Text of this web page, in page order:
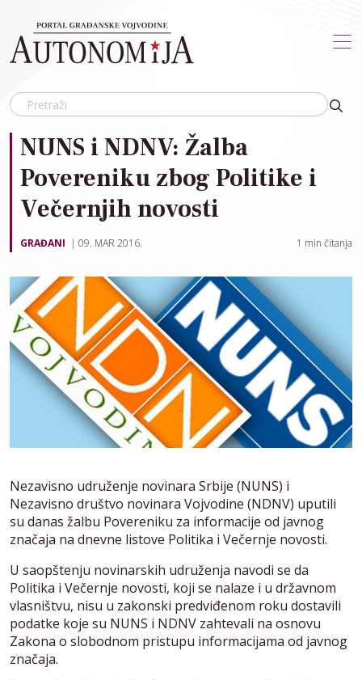
NUNS i NDNV: Žalba
Povereniku zbog Politike i
Večernjih novosti
GRAĐANI 09. MAR 2016. 1 min čitanja
Nezavisno udruženje novinara Srbije (NUNS) i
Nezavisno društvo novinara Vojvodine (NDNV) uputili
su danas žalbu Povereniku za informacije od javnog
značaja na dnevne listove Politika i Večernje novosti.
U saopštenju novinarskih udruženja navodi se da
Politika i Večernje novosti, koji se nalaze i u državnom
vlasništvu, nisu u zakonski predviđenom roku dostavili
podatke koje su NUNS i NDNV zahtevali na osnovu
Zakona o slobodnom pristupu informacijama od javnog
značaja.